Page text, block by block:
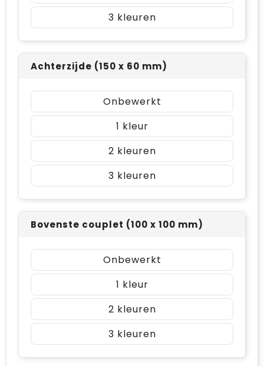
3
Achterzijde (150 x 60 mm)
Onbewerkt
1
2
3
Bovenste couplet (100 x 100 mm)
Onbewerkt
1
2
3